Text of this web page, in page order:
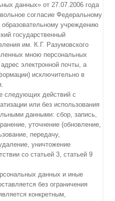
данных» от 27.07.2006 года
согласие Федеральному
учреждению
государственный
им. К.Г. Разумовского
мною персональных
электронной почты, а
исключительно в
следующих действий с
или без использования
данными: сбор, запись,
уточнение (обновление,
передачу,
уничтожение
со статьей 3, статьей 9
данных и иные
без ограничения
конкретным,